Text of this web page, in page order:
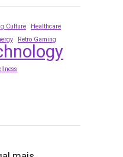
Culture
Healthcare
Retro Gaming